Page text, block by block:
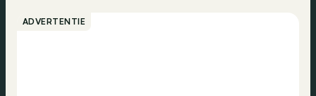
ADVERTENTIE